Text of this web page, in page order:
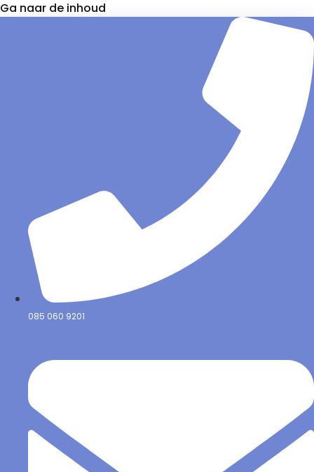
Ga naar de inhoud
085 060 9201